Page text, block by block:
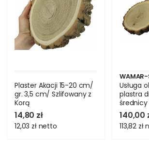
Plaster Akacji 15-20 cm/
gr. 3,5 cm/ Szlifowany z
Korą
14,80 zł
12,03 zł netto
WAMAR-
Usługa
plastra
średnicy
140,00
113,82 zł